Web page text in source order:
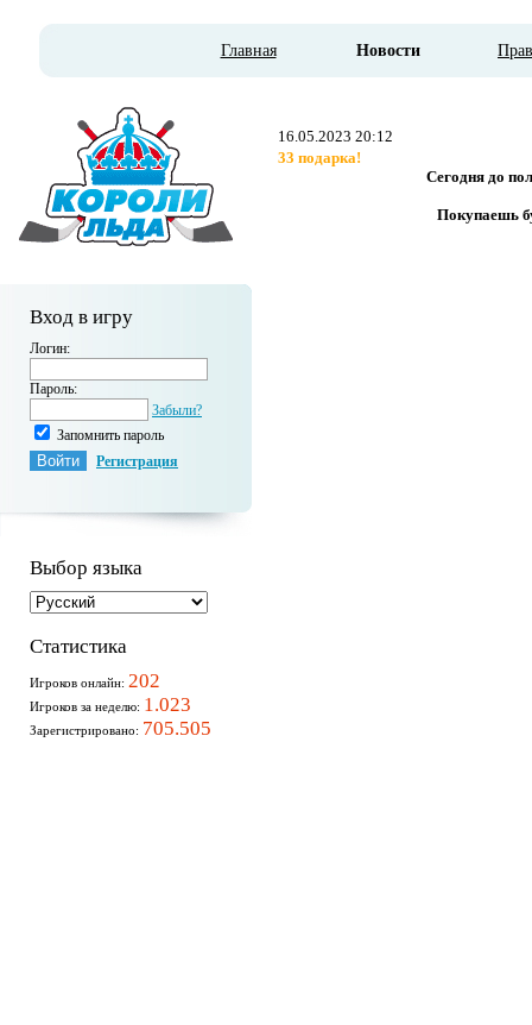
Главная Новости
Вход в игру
Логин:
Пароль:
Забыли?
Запомнить пароль
Регистрация
Выбор языка
Статистика
Игроков онлайн: 202
Игроков за неделю: 1.023
Зарегистрировано: 705.505
16.05.2023 20:12
33 подарка!
Сегодня до
Покупаешь